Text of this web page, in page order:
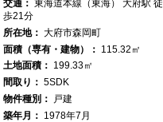
交通： 東海道本線（東海） 大府駅 徒
歩21分
所在地： 大府市森岡町
面積（専有・建物）： 115.32㎡
土地面積： 199.33㎡
間取り： 5SDK
物件種別：
戸建
築年月： 1978年7月